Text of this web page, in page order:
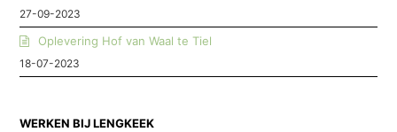
27-09-2023
Oplevering Hof van Waal te Tiel
18-07-2023
WERKEN BIJ LENGKEEK